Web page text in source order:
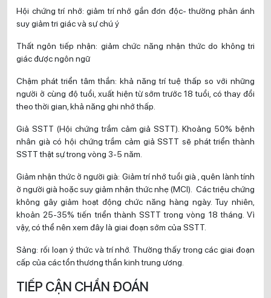
Hội chứng trí nhớ: giảm trí nhớ gần đơn độc- thường phản ánh
suy giảm tri giác và sự chú ý
Thất ngôn tiếp nhận: giảm chức năng nhận thức do không tri
giác được ngôn ngữ
Chậm phát triển tâm thần: khả năng trí tuệ thấp so với những
người ở cùng độ tuổi, xuất hiện từ sớm trước 18 tuổi, có thay đổi
theo thời gian, khả năng ghi nhớ thấp.
Giả SSTT (Hội chứng trầm cảm giả SSTT). Khoảng 50% bệnh
nhân già có hội chứng trầm cảm giả SSTT sẽ phát triển thành
SSTT thật sự trong vòng 3-5 năm.
Giảm nhận thức ở người già: Giảm trí nhớ tuổi già , quên lành tính
ở người già hoặc suy giảm nhận thức nhẹ (MCI). Các triệu chứng
không gây giảm hoạt động chức năng hàng ngày. Tuy nhiên,
khoản 25-35% tiến triển thành SSTT trong vòng 18 tháng. Vì
vậy, có thể nên xem đây là giai đoạn sớm của SSTT.
Sảng: rối loạn ý thức và trí nhớ. Thường thấy trong các giai đoạn
cấp của các tổn thương thần kinh trung ương.
TIẾP CẬN CHẨN ĐOÁN